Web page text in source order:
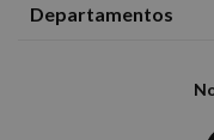
Departamentos